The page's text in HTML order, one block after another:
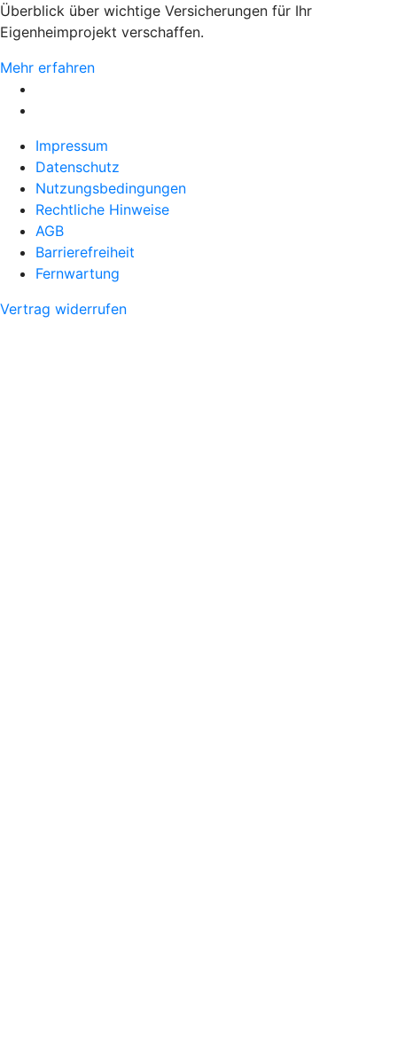
Überblick über wichtige Versicherungen für Ihr
Eigenheimprojekt verschaffen.
Mehr erfahren
Impressum
Datenschutz
Nutzungsbedingungen
Rechtliche Hinweise
AGB
Barrierefreiheit
Fernwartung
Vertrag widerrufen